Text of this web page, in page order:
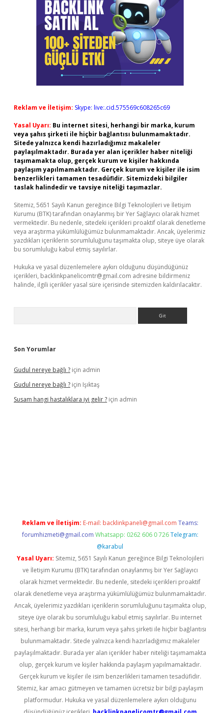
Reklam ve İletişim: Skype: live:.cid.575569c608265c69
Yasal Uyarı: Bu internet sitesi, herhangi bir marka, kurum
veya şahıs şirketi ile hiçbir bağlantısı bulunmamaktadır.
Sitede yalnızca kendi hazırladığımız makaleler
paylaşılmaktadır. Burada yer alan içerikler haber niteliği
taşımamakta olup, gerçek kurum ve kişiler hakkında
paylaşım yapılmamaktadır. Gerçek kurum ve kişiler ile isim
benzerlikleri tamamen tesadüfidir. Sitemizdeki bilgiler
taslak halindedir ve tavsiye niteliği taşımazlar.
Sitemiz, 5651 Sayılı Kanun gereğince Bilgi Teknolojileri ve İletişim
Kurumu (BTK) tarafından onaylanmış bir Yer Sağlayıcı olarak hizmet
vermektedir. Bu nedenle, sitedeki içerikleri proaktif olarak denetleme
veya araştırma yükümlülüğümüz bulunmamaktadır. Ancak, üyelerimiz
yazdıkları içeriklerin sorumluluğunu taşımakta olup, siteye üye olarak
bu sorumluluğu kabul etmiş sayılırlar.
Hukuka ve yasal düzenlemelere aykırı olduğunu düşündüğünüz
içerikleri, backlinkpanelicomtr@gmail.com adresine bildirmeniz
halinde, ilgili içerikler yasal süre içerisinde sitemizden kaldırılacaktır.
Son Yorumlar
Gudul nereye bağlı ? için admin
Gudul nereye bağlı ? için Işıktaş
Susam hangi hastalıklara iyi gelir ? için admin
Reklam ve İletişim: E-mail: backlinkpaneli@gmail.com Teams:
forumhizmeti@gmail.com Whatsapp: 0262 606 0 726 Telegram:
@karabul
Yasal Uyarı: Sitemiz, 5651 Sayılı Kanun gereğince Bilgi Teknolojileri
ve İletişim Kurumu (BTK) tarafından onaylanmış bir Yer Sağlayıcı
olarak hizmet vermektedir. Bu nedenle, sitedeki içerikleri proaktif
olarak denetleme veya araştırma yükümlülüğümüz bulunmamaktadır.
Ancak, üyelerimiz yazdıkları içeriklerin sorumluluğunu taşımakta olup,
siteye üye olarak bu sorumluluğu kabul etmiş sayılırlar. Bu internet
sitesi, herhangi bir marka, kurum veya şahıs şirketi ile hiçbir bağlantısı
bulunmamaktadır. Sitede yalnızca kendi hazırladığımız makaleler
paylaşılmaktadır. Burada yer alan içerikler haber niteliği taşımamakta
olup, gerçek kurum ve kişiler hakkında paylaşım yapılmamaktadır.
Gerçek kurum ve kişiler ile isim benzerlikleri tamamen tesadüfidir.
Sitemiz, kar amacı gütmeyen ve tamamen ücretsiz bir bilgi paylaşım
platformudur. Hukuka ve yasal düzenlemelere aykırı olduğunu